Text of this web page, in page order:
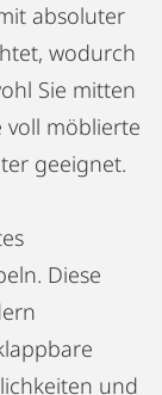
absoluter
wodurch
Sie mitten
voll möblierte
geeignet.
Diese
und